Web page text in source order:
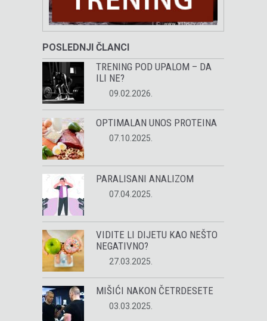
POSLEDNJI ČLANCI
TRENING POD UPALOM – DA
ILI NE?
09.02.2026.
OPTIMALAN UNOS PROTEINA
07.10.2025.
PARALISANI ANALIZOM
07.04.2025.
VIDITE LI DIJETU KAO NEŠTO
NEGATIVNO?
27.03.2025.
MIŠIĆI NAKON ČETRDESETE
03.03.2025.